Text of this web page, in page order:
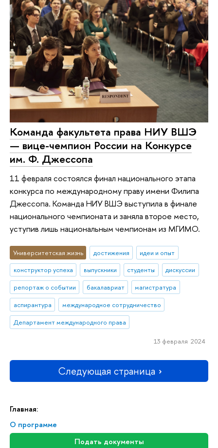
Главная:
О программе
Подать документы
Команда факультета права НИУ ВШЭ
— вице-чемпион России на Конкурсе
им. Ф. Джессопа
11 февраля состоялся финал национального этапа
конкурса по международному праву имени Филипа
Джессопа. Команда НИУ ВШЭ выступила в финале
национального чемпионата и заняла второе место,
уступив лишь национальным чемпионам из МГИМО.
Университетская жизнь достижения
идеи и опыт
конструктор успеха
выпускники студенты
дискуссии
репортаж о событии
бакалавриат
магистратура
аспирантура
международное сотрудничество
Департамент международного права
13 февраля 2024
Следующая страница